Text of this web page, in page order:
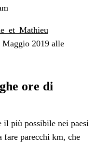
2019 alle
ore di
il più possibile nei paesi
fare parecchi km, che